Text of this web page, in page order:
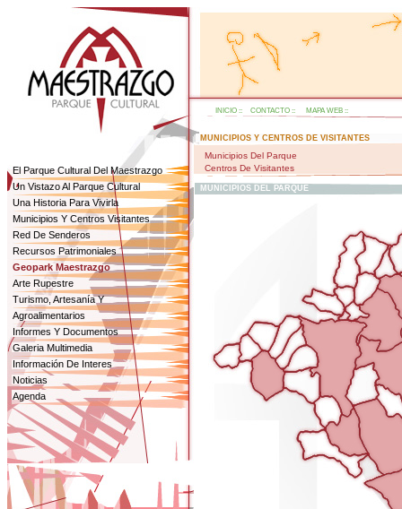
El Parque Cultural Del Maestrazgo
Un Vistazo Al Parque Cultural
Una Historia Para Vivirla
Municipios Y Centros Visitantes
Red De Senderos
Recursos Patrimoniales
Geopark Maestrazgo
Arte Rupestre
Turismo, Artesanía Y
Agroalimentarios
Informes Y Documentos
Galeria Multimedia
Información De Interes
Noticias
Agenda
INICIO :: CONTACTO :: MAPA WEB ::
MUNICIPIOS Y CENTROS DE VISITANTES
Municipios Del Parque
Centros De Visitantes
MUNICIPIOS DEL PARQUE